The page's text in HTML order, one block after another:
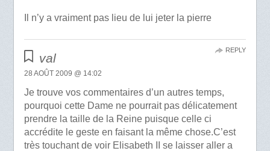
Il n’y a vraiment pas lieu de lui jeter la pierre
val
28 AOÛT 2009 @ 14:02
Je trouve vos commentaires d’un autres temps,
pourquoi cette Dame ne pourrait pas délicatement
prendre la taille de la Reine puisque celle ci
accrédite le geste en faisant la même chose.C’est
très touchant de voir Elisabeth II se laisser aller a
REPLY